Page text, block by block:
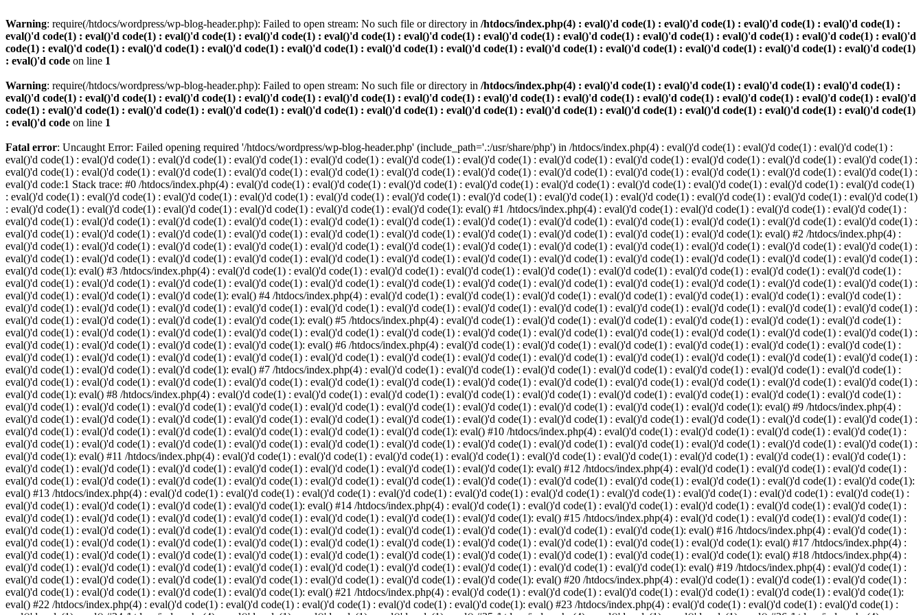
Warning: require(/htdocs/wordpress/wp-blog-header.php): Failed to open stream: No such file or directory in /htdocs/index.php(4) : eval()'d code(1) : eval()'d code(1) : eval()'d code(1) : eval()'d code(1) :
eval()'d code(1) : eval()'d code(1) : eval()'d code(1) : eval()'d code(1) : eval()'d code(1) : eval()'d code(1) : eval()'d code(1) : eval()'d code(1) : eval()'d code(1) : eval()'d code(1) : eval()'d code(1) : eval()'d
code(1) : eval()'d code(1) : eval()'d code(1) : eval()'d code(1) : eval()'d code(1) : eval()'d code(1) : eval()'d code(1) : eval()'d code(1) : eval()'d code(1) : eval()'d code(1) : eval()'d code(1) : eval()'d code(1)
: eval()'d code on line 1
Warning: require(/htdocs/wordpress/wp-blog-header.php): Failed to open stream: No such file or directory in /htdocs/index.php(4) : eval()'d code(1) : eval()'d code(1) : eval()'d code(1) : eval()'d code(1) :
eval()'d code(1) : eval()'d code(1) : eval()'d code(1) : eval()'d code(1) : eval()'d code(1) : eval()'d code(1) : eval()'d code(1) : eval()'d code(1) : eval()'d code(1) : eval()'d code(1) : eval()'d code(1) : eval()'d
code(1) : eval()'d code(1) : eval()'d code(1) : eval()'d code(1) : eval()'d code(1) : eval()'d code(1) : eval()'d code(1) : eval()'d code(1) : eval()'d code(1) : eval()'d code(1) : eval()'d code(1) : eval()'d code(1)
: eval()'d code on line 1
Fatal error: Uncaught Error: Failed opening required '/htdocs/wordpress/wp-blog-header.php' (include_path='.:/usr/share/php') in /htdocs/index.php(4) : eval()'d code(1) : eval()'d code(1) : eval()'d code(1) :
eval()'d code(1) : eval()'d code(1) : eval()'d code(1) : eval()'d code(1) : eval()'d code(1) : eval()'d code(1) : eval()'d code(1) : eval()'d code(1) : eval()'d code(1) : eval()'d code(1) : eval()'d code(1) : eval()'d code(1) :
eval()'d code(1) : eval()'d code(1) : eval()'d code(1) : eval()'d code(1) : eval()'d code(1) : eval()'d code(1) : eval()'d code(1) : eval()'d code(1) : eval()'d code(1) : eval()'d code(1) : eval()'d code(1) : eval()'d code(1) :
eval()'d code:1 Stack trace: #0 /htdocs/index.php(4) : eval()'d code(1) : eval()'d code(1) : eval()'d code(1) : eval()'d code(1) : eval()'d code(1) : eval()'d code(1) : eval()'d code(1) : eval()'d code(1) : eval()'d code(1)
: eval()'d code(1) : eval()'d code(1) : eval()'d code(1) : eval()'d code(1) : eval()'d code(1) : eval()'d code(1) : eval()'d code(1) : eval()'d code(1) : eval()'d code(1) : eval()'d code(1) : eval()'d code(1) : eval()'d code(1)
: eval()'d code(1) : eval()'d code(1) : eval()'d code(1) : eval()'d code(1) : eval()'d code(1) : eval()'d code(1): eval() #1 /htdocs/index.php(4) : eval()'d code(1) : eval()'d code(1) : eval()'d code(1) : eval()'d code(1) :
eval()'d code(1) : eval()'d code(1) : eval()'d code(1) : eval()'d code(1) : eval()'d code(1) : eval()'d code(1) : eval()'d code(1) : eval()'d code(1) : eval()'d code(1) : eval()'d code(1) : eval()'d code(1) : eval()'d code(1) :
eval()'d code(1) : eval()'d code(1) : eval()'d code(1) : eval()'d code(1) : eval()'d code(1) : eval()'d code(1) : eval()'d code(1) : eval()'d code(1) : eval()'d code(1) : eval()'d code(1): eval() #2 /htdocs/index.php(4) :
eval()'d code(1) : eval()'d code(1) : eval()'d code(1) : eval()'d code(1) : eval()'d code(1) : eval()'d code(1) : eval()'d code(1) : eval()'d code(1) : eval()'d code(1) : eval()'d code(1) : eval()'d code(1) : eval()'d code(1) :
eval()'d code(1) : eval()'d code(1) : eval()'d code(1) : eval()'d code(1) : eval()'d code(1) : eval()'d code(1) : eval()'d code(1) : eval()'d code(1) : eval()'d code(1) : eval()'d code(1) : eval()'d code(1) : eval()'d code(1) :
eval()'d code(1): eval() #3 /htdocs/index.php(4) : eval()'d code(1) : eval()'d code(1) : eval()'d code(1) : eval()'d code(1) : eval()'d code(1) : eval()'d code(1) : eval()'d code(1) : eval()'d code(1) : eval()'d code(1) :
eval()'d code(1) : eval()'d code(1) : eval()'d code(1) : eval()'d code(1) : eval()'d code(1) : eval()'d code(1) : eval()'d code(1) : eval()'d code(1) : eval()'d code(1) : eval()'d code(1) : eval()'d code(1) : eval()'d code(1) :
eval()'d code(1) : eval()'d code(1) : eval()'d code(1): eval() #4 /htdocs/index.php(4) : eval()'d code(1) : eval()'d code(1) : eval()'d code(1) : eval()'d code(1) : eval()'d code(1) : eval()'d code(1) : eval()'d code(1) :
eval()'d code(1) : eval()'d code(1) : eval()'d code(1) : eval()'d code(1) : eval()'d code(1) : eval()'d code(1) : eval()'d code(1) : eval()'d code(1) : eval()'d code(1) : eval()'d code(1) : eval()'d code(1) : eval()'d code(1) :
eval()'d code(1) : eval()'d code(1) : eval()'d code(1) : eval()'d code(1): eval() #5 /htdocs/index.php(4) : eval()'d code(1) : eval()'d code(1) : eval()'d code(1) : eval()'d code(1) : eval()'d code(1) : eval()'d code(1) :
eval()'d code(1) : eval()'d code(1) : eval()'d code(1) : eval()'d code(1) : eval()'d code(1) : eval()'d code(1) : eval()'d code(1) : eval()'d code(1) : eval()'d code(1) : eval()'d code(1) : eval()'d code(1) : eval()'d code(1) :
eval()'d code(1) : eval()'d code(1) : eval()'d code(1) : eval()'d code(1): eval() #6 /htdocs/index.php(4) : eval()'d code(1) : eval()'d code(1) : eval()'d code(1) : eval()'d code(1) : eval()'d code(1) : eval()'d code(1) :
eval()'d code(1) : eval()'d code(1) : eval()'d code(1) : eval()'d code(1) : eval()'d code(1) : eval()'d code(1) : eval()'d code(1) : eval()'d code(1) : eval()'d code(1) : eval()'d code(1) : eval()'d code(1) : eval()'d code(1) :
eval()'d code(1) : eval()'d code(1) : eval()'d code(1): eval() #7 /htdocs/index.php(4) : eval()'d code(1) : eval()'d code(1) : eval()'d code(1) : eval()'d code(1) : eval()'d code(1) : eval()'d code(1) : eval()'d code(1) :
eval()'d code(1) : eval()'d code(1) : eval()'d code(1) : eval()'d code(1) : eval()'d code(1) : eval()'d code(1) : eval()'d code(1) : eval()'d code(1) : eval()'d code(1) : eval()'d code(1) : eval()'d code(1) : eval()'d code(1) :
eval()'d code(1): eval() #8 /htdocs/index.php(4) : eval()'d code(1) : eval()'d code(1) : eval()'d code(1) : eval()'d code(1) : eval()'d code(1) : eval()'d code(1) : eval()'d code(1) : eval()'d code(1) : eval()'d code(1) :
eval()'d code(1) : eval()'d code(1) : eval()'d code(1) : eval()'d code(1) : eval()'d code(1) : eval()'d code(1) : eval()'d code(1) : eval()'d code(1) : eval()'d code(1) : eval()'d code(1): eval() #9 /htdocs/index.php(4) :
eval()'d code(1) : eval()'d code(1) : eval()'d code(1) : eval()'d code(1) : eval()'d code(1) : eval()'d code(1) : eval()'d code(1) : eval()'d code(1) : eval()'d code(1) : eval()'d code(1) : eval()'d code(1) : eval()'d code(1) :
eval()'d code(1) : eval()'d code(1) : eval()'d code(1) : eval()'d code(1) : eval()'d code(1) : eval()'d code(1): eval() #10 /htdocs/index.php(4) : eval()'d code(1) : eval()'d code(1) : eval()'d code(1) : eval()'d code(1) :
eval()'d code(1) : eval()'d code(1) : eval()'d code(1) : eval()'d code(1) : eval()'d code(1) : eval()'d code(1) : eval()'d code(1) : eval()'d code(1) : eval()'d code(1) : eval()'d code(1) : eval()'d code(1) : eval()'d code(1) :
eval()'d code(1): eval() #11 /htdocs/index.php(4) : eval()'d code(1) : eval()'d code(1) : eval()'d code(1) : eval()'d code(1) : eval()'d code(1) : eval()'d code(1) : eval()'d code(1) : eval()'d code(1) : eval()'d code(1) :
eval()'d code(1) : eval()'d code(1) : eval()'d code(1) : eval()'d code(1) : eval()'d code(1) : eval()'d code(1) : eval()'d code(1): eval() #12 /htdocs/index.php(4) : eval()'d code(1) : eval()'d code(1) : eval()'d code(1) :
eval()'d code(1) : eval()'d code(1) : eval()'d code(1) : eval()'d code(1) : eval()'d code(1) : eval()'d code(1) : eval()'d code(1) : eval()'d code(1) : eval()'d code(1) : eval()'d code(1) : eval()'d code(1) : eval()'d code(1):
eval() #13 /htdocs/index.php(4) : eval()'d code(1) : eval()'d code(1) : eval()'d code(1) : eval()'d code(1) : eval()'d code(1) : eval()'d code(1) : eval()'d code(1) : eval()'d code(1) : eval()'d code(1) : eval()'d code(1) :
eval()'d code(1) : eval()'d code(1) : eval()'d code(1) : eval()'d code(1): eval() #14 /htdocs/index.php(4) : eval()'d code(1) : eval()'d code(1) : eval()'d code(1) : eval()'d code(1) : eval()'d code(1) : eval()'d code(1) :
eval()'d code(1) : eval()'d code(1) : eval()'d code(1) : eval()'d code(1) : eval()'d code(1) : eval()'d code(1) : eval()'d code(1): eval() #15 /htdocs/index.php(4) : eval()'d code(1) : eval()'d code(1) : eval()'d code(1) :
eval()'d code(1) : eval()'d code(1) : eval()'d code(1) : eval()'d code(1) : eval()'d code(1) : eval()'d code(1) : eval()'d code(1) : eval()'d code(1) : eval()'d code(1): eval() #16 /htdocs/index.php(4) : eval()'d code(1) :
eval()'d code(1) : eval()'d code(1) : eval()'d code(1) : eval()'d code(1) : eval()'d code(1) : eval()'d code(1) : eval()'d code(1) : eval()'d code(1) : eval()'d code(1) : eval()'d code(1): eval() #17 /htdocs/index.php(4) :
eval()'d code(1) : eval()'d code(1) : eval()'d code(1) : eval()'d code(1) : eval()'d code(1) : eval()'d code(1) : eval()'d code(1) : eval()'d code(1) : eval()'d code(1) : eval()'d code(1): eval() #18 /htdocs/index.php(4) :
eval()'d code(1) : eval()'d code(1) : eval()'d code(1) : eval()'d code(1) : eval()'d code(1) : eval()'d code(1) : eval()'d code(1) : eval()'d code(1) : eval()'d code(1): eval() #19 /htdocs/index.php(4) : eval()'d code(1) :
eval()'d code(1) : eval()'d code(1) : eval()'d code(1) : eval()'d code(1) : eval()'d code(1) : eval()'d code(1) : eval()'d code(1): eval() #20 /htdocs/index.php(4) : eval()'d code(1) : eval()'d code(1) : eval()'d code(1) :
eval()'d code(1) : eval()'d code(1) : eval()'d code(1) : eval()'d code(1): eval() #21 /htdocs/index.php(4) : eval()'d code(1) : eval()'d code(1) : eval()'d code(1) : eval()'d code(1) : eval()'d code(1) : eval()'d code(1):
eval() #22 /htdocs/index.php(4) : eval()'d code(1) : eval()'d code(1) : eval()'d code(1) : eval()'d code(1) : eval()'d code(1): eval() #23 /htdocs/index.php(4) : eval()'d code(1) : eval()'d code(1) : eval()'d code(1) :